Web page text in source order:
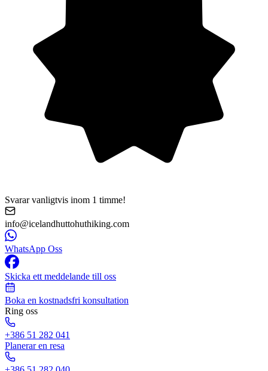
Svarar vanligtvis inom 1 timme!
info@icelandhuttohuthiking.com
WhatsApp Oss
Skicka ett meddelande till oss
Boka en kostnadsfri konsultation
Ring oss
+386 51 282 041
Planerar en resa